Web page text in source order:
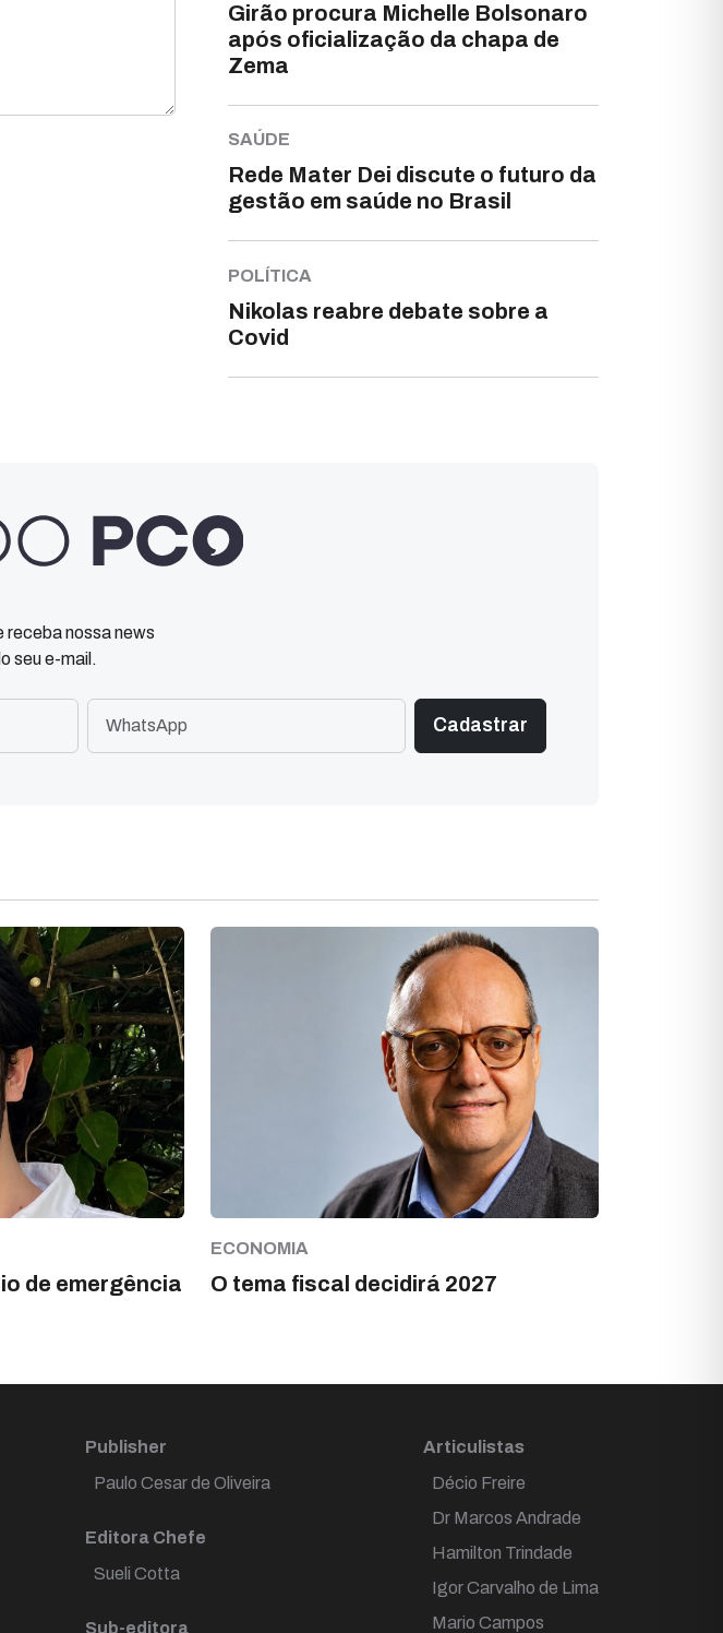
Girão procura Michelle Bolsonaro
após oficialização da chapa de
Zema
SAÚDE
Rede Mater Dei discute o futuro da
gestão em saúde no Brasil
POLÍTICA
Nikolas reabre debate sobre a
Covid
receba nossa news
seu e-mail.
de emergência
ECONOMIA
O tema fiscal decidirá 2027
Publisher
Paulo Cesar de Oliveira
Editora Chefe
Sueli Cotta
Sub-editora
Articulistas
Décio Freire
Dr Marcos Andrade
Hamilton Trindade
Igor Carvalho de Lima
Mario Campos